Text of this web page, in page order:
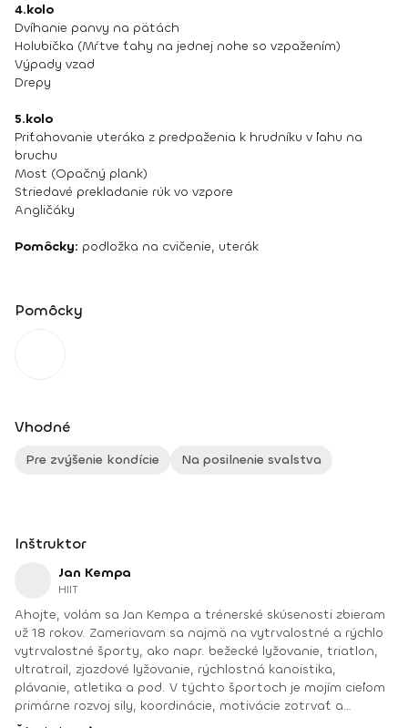
4.kolo
Dvíhanie panvy na pätách
Holubička (Mŕtve ťahy na jednej nohe so vzpažením)
Výpady vzad
Drepy
5.kolo
Priťahovanie uteráka z predpaženia k hrudníku v ľahu na
bruchu
Most (Opačný plank)
Striedavé prekladanie rúk vo vzpore
Angličáky
Pomôcky: podložka na cvičenie, uterák
Pomôcky
Vhodné
Pre zvýšenie kondície Na posilnenie svalstva
Inštruktor
Jan Kempa
HIIT
Ahojte, volám sa Jan Kempa a trénerské skúsenosti zbieram
už 18 rokov. Zameriavam sa najmä na vytrvalostné a rýchlo
vytrvalostné športy, ako napr. bežecké lyžovanie, triatlon,
ultratrail, zjazdové lyžovanie, rýchlostná kanoistika,
plávanie, atletika a pod. V týchto športoch je mojím cieľom
primárne rozvoj sily, koordinácie, motivácie zotrvať a
vytrvalosti. Absolvované kurzy: Kondičný a fitnes tréner 2.